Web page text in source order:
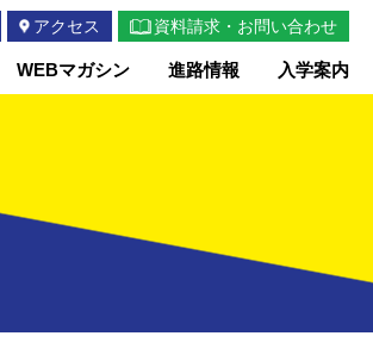
WEBマガシン 進路情報 入学案内
アクセス 資料請求・お問い合わせ